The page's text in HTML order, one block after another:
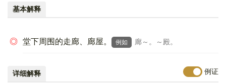
基本解释
◎ 堂下周围的走廊、廊屋。 例如 廊～。～殿。
详细解释 例证